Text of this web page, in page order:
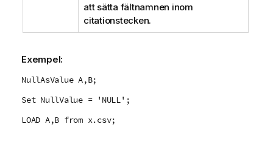
att sätta fältnamnen inom
citationstecken.
Exempel:
NullAsValue A,B;
Set NullValue = 'NULL';
LOAD A,B from x.csv;